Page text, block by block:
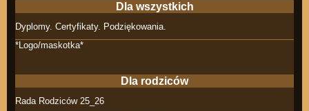
Dla wszystkich
Dyplomy. Certyfikaty. Podziękowania.
*Logo/maskotka*
Dla rodziców
Rada Rodziców 25_26